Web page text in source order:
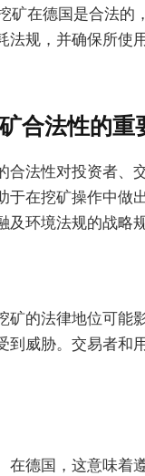
矿在德国是合法
法规，并确保所使
合法性的重
合法性对投资者、
在挖矿操作中做
环境法规的战略规
矿的法律地位可能
到威胁。交易者和
在德国，这意味着